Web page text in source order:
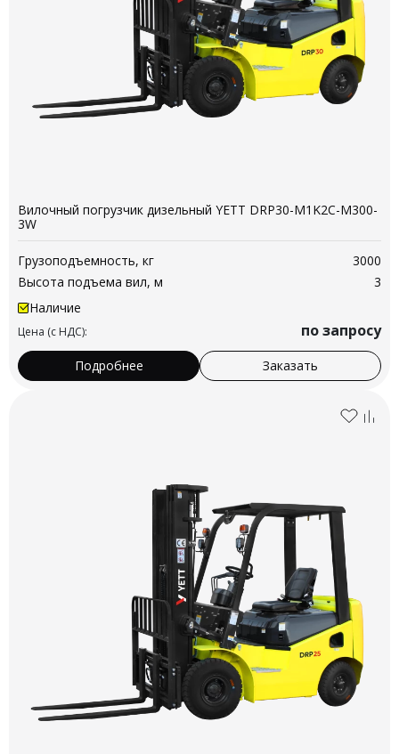
Вилочный погрузчик дизельный YETT DRP30-M1K2C-M300-
3W
Грузоподъемность, кг
3000
Высота подъема вил, м
3
Наличие
Цена (с НДС): по запросу
Подробнее Заказать